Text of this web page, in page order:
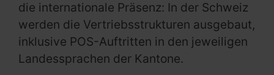
die internationale Präsenz: In der Schweiz
werden die Vertriebsstrukturen ausgebaut,
inklusive POS-Auftritten in den jeweiligen
Landessprachen der Kantone.